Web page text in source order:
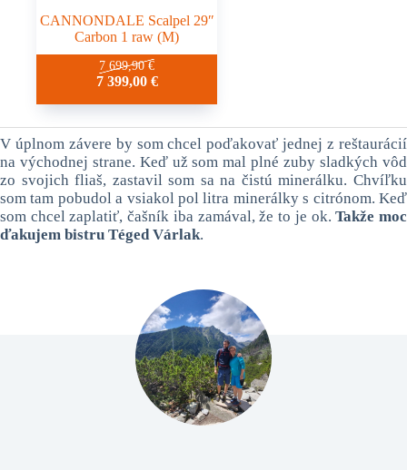
CANNONDALE Scalpel 29″
Carbon 1 raw (M)
7 699,90€
7 399,00 €
V úplnom závere by som chcel poďakovať jednej z reštaurácií
na východnej strane. Keď už som mal plné zuby sladkých vôd
zo svojich fliaš, zastavil som sa na čistú minerálku. Chvíľku
som tam pobudol a vsiakol pol litra minerálky s citrónom. Keď
som chcel zaplatiť, čašník iba zamával, že to je ok.Takže moc
ďakujem bistru Téged Várlak.